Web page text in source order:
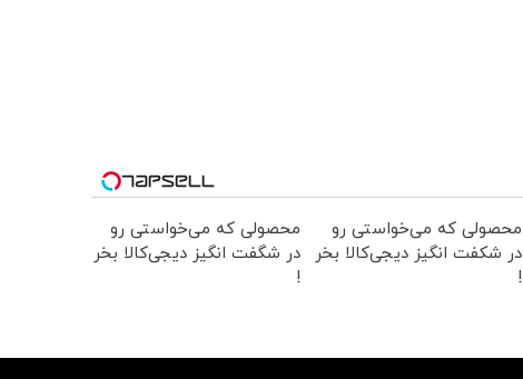
محصولی که می‌خواستی رو
در شکفت انگیز دیجی‌کالا بخر
!
محصولی که می‌خواستی رو
در شگفت انگیز دیجی‌کالا بخر
!